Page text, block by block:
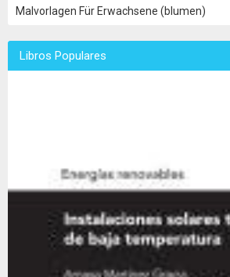
Malvorlagen Für Erwachsene (blumen)
Libros Populares